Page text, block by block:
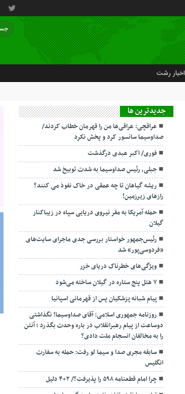
اخبار رشت
جديدترين ها
عراقچی: عراقی‌ها من را قهرمان خطاب کردند/
صداوسیما سانسور کرد و پخش نکرد
فوری/ اکبر عبدی درگذشت
جبلی، رئیس صداوسیما به شدت توبیخ شد
ریشه گیاهان تا چه عمقی در خاک نفوذ می کنند؟
رازهای زیرزمین!
حمله آمریکا به مقر نیروی دریایی سپاه در زیباکنار
گیلان
رئیس‌جمهور خواستار بررسی جدی ماجرای سایت‌های
«فردوسی‌پور» شد
ویژگی‌های خطرناک دریای خزر
۷ هتل پنج ستاره در گیلان ساخته می‌شود
پیام شبانه پزشکیان پس از قهرمانی اسپانیا
روزنامه جمهوری اسلامی: آقای صداوسیما! نگذاشتی
دوساعت از پیام رهبرانقلاب در باره وحدت بگذرد ؛ آنتن
را به مخالفان انسجام ملت دادی؟
سابقه مجری صدا و سیما لو رفت: حمله به سفارت
انگلیس
چرا امام قطعنامه ۵۹۸ را پذیرفت؟/ ۲+۴ دلیل